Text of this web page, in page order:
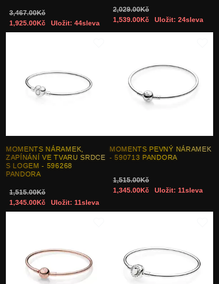
3,467.00Kč
1,925.00Kč
Uložit: 44sleva
2,029.00Kč
1,539.00Kč
Uložit: 24sleva
MOMENTS NÁRAMEK,
ZAPÍNÁNÍ VE TVARU SRDCE
S LOGEM - 596268
PANDORA
1,515.00Kč
1,345.00Kč
Uložit: 11sleva
MOMENTS PEVNÝ NÁRAMEK
- 590713 PANDORA
1,515.00Kč
1,345.00Kč
Uložit: 11sleva